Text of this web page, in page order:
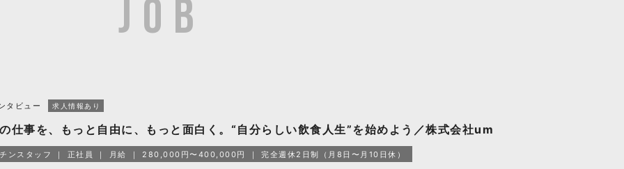
タビュー 求人情報あり
仕事を、もっと自由に、もっと面白く。“自分らしい飲食人生”を始めよう／株式会社um
ンスタッフ 正社員 月給 280,000円〜400,000円 完全週休2日制（月8日〜月10日休）